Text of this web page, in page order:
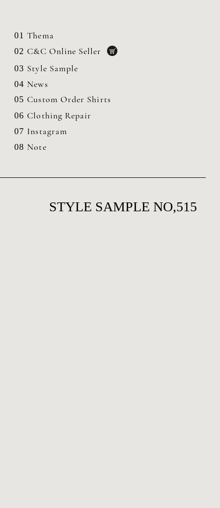
01 Thema
02 C&C Online Seller
03 Style Sample
04 News
05 Custom Order Shirts
06 Clothing Repair
07 Instagram
08 Note
STYLE SAMPLE NO,515